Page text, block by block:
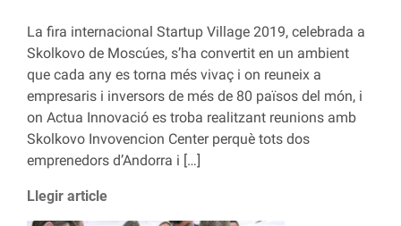
La fira internacional Startup Village 2019, celebrada a
Skolkovo de Moscúes, s’ha convertit en un ambient
que cada any es torna més vivaç i on reuneix a
empresaris i inversors de més de 80 països del món, i
on Actua Innovació es troba realitzant reunions amb
Skolkovo Invovencion Center perquè tots dos
emprenedors d’Andorra i […]
Llegir article